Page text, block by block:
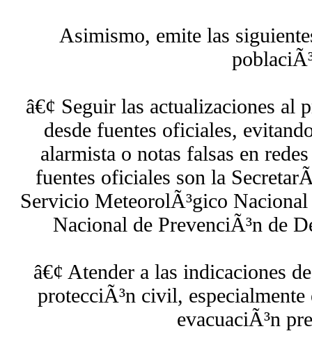
Asimismo, emite las
â€¢ Seguir las actualizaciones al
desde fuentes oficiales,
alarmista o notas falsas en
fuentes oficiales son la
Servicio MeteorolÃ³gico
Nacional de PrevenciÃ³n de
â€¢ Atender a las indicaciones
protecciÃ³n civil, especialmente
evacuaciÃ³n